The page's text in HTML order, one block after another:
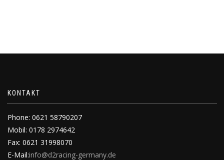
KONTAKT
Phone: 0621 58790207
Mobil: 0178 2974642
Fax: 0621 31998070
E-Mail:info@d2racing-germany.de